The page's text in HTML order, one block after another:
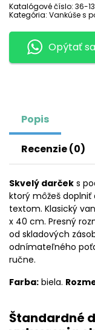
Katalógové číslo: 36-
Kategória: Vankúše s
Opýtať
Popis
Recenzie (0)
Skvelý darček s
ktorý môžeš
textom. Klasický
x 40 cm. Presný
od skladových
odnímateľného
ručne.
Farba: biela.
Štandardné